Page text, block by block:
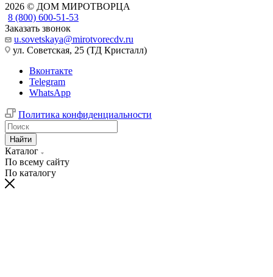
2026 © ДОМ МИРОТВОРЦА
8 (800) 600-51-53
Заказать звонок
u.sovetskaya@mirotvorecdv.ru
ул. Советская, 25 (ТД Кристалл)
Вконтакте
Telegram
WhatsApp
Политика конфиденциальности
Найти
Каталог
По всему сайту
По каталогу